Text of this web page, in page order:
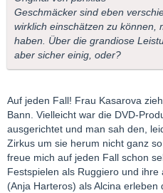
Geschmäcker sind eben
wirklich einschätzen zu können,
haben. Über die grandiose
aber sicher einig, oder?
Auf jeden Fall! Frau Kasarova
Bann. Vielleicht war die DVD-
ausgerichtet und man sah den,
Zirkus um sie herum nicht ganz
freue mich auf jeden Fall schon
Festspielen als Ruggiero und
(Anja Harteros) als Alcina